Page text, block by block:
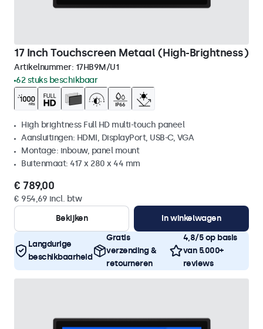
17 Inch Touchscreen Metaal (High-Brightness)
Artikelnummer: 17HB9M/U1
62 stuks beschikbaar
High brightness Full HD multi-touch paneel
Aansluitingen: HDMI, DisplayPort, USB-C, VGA
Montage: inbouw, panel mount
Buitenmaat: 417 x 280 x 44 mm
€ 789,00
€ 954,69 incl. btw
Bekijken
In winkelwagen
Langdurige
beschikbaarheid
Gratis
verzending &
retourneren
4,8/5 op basis
van 5.000+
reviews